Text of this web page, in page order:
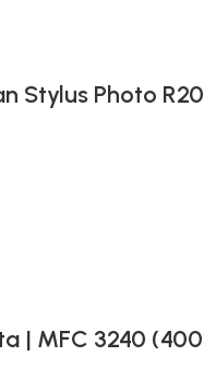
Stylus Photo
| MFC 3240